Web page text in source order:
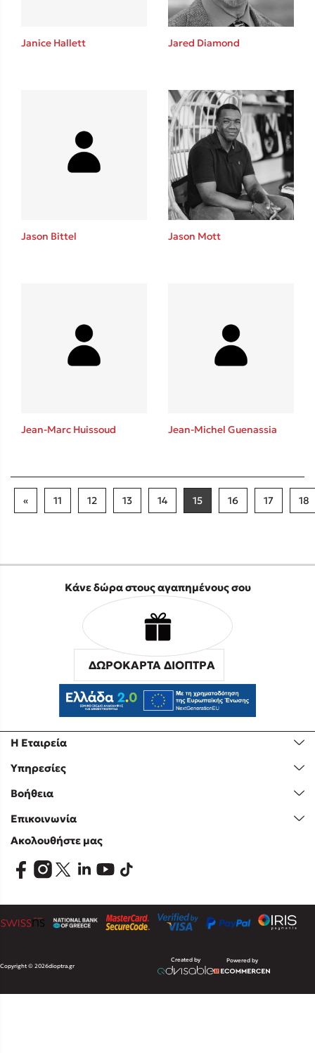
Janice Hallett Jared Diamond
Jason Bittel Jason Mott
Jean-Marc Huissoud Jean-Michel Guenassia
« 11 12 13 14 15 16 17 18
Η Εταιρεία
Υπηρεσίες
Βοήθεια
Επικοινωνία
Κάνε δώρα στους αγαπημένους σου
ΔΩΡΟΚΑΡΤΑ ΔΙΟΠΤΡΑ
Ακολουθήστε μας
Copyright © 2026dioptra.gr
Created by Powered by